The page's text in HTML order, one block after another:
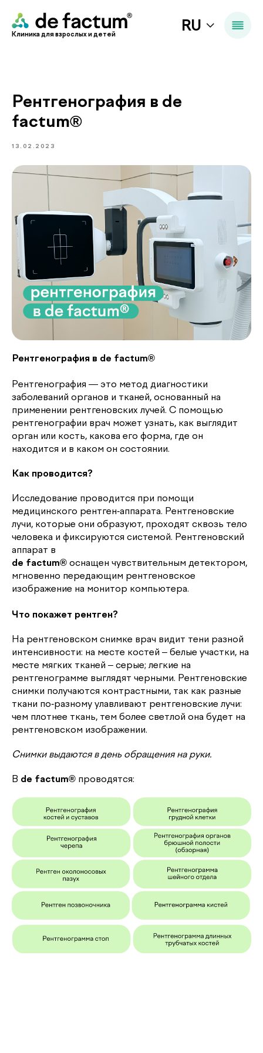
Клиника для взрослых и детей
Рентгенография в de
factum®
13.02.2023
Рентгенография в de factum®
Рентгенография — это метод диагностики
заболеваний органов и тканей, основанный на
применении рентгеновских лучей. С помощью
рентгенографии врач может узнать, как выглядит
орган или кость, какова его форма, где он
находится и в каком он состоянии.
Как проводится?
Исследование проводится при помощи
медицинского рентген-аппарата. Рентгеновские
лучи, которые они образуют, проходят сквозь тело
человека и фиксируются системой. Рентгеновский
аппарат в
de factum® оснащен чувствительным детектором,
мгновенно передающим рентгеновское
изображение на монитор компьютера.
Что покажет рентген?
На рентгеновском снимке врач видит тени разной
интенсивности: на месте костей – белые участки, на
месте мягких тканей – серые; легкие на
рентгенограмме выглядят черными. Рентгеновские
снимки получаются контрастными, так как разные
ткани по-разному улавливают рентгеновские лучи:
чем плотнее ткань, тем более светлой она будет на
рентгеновском изображении.
Снимки выдаются в день обращения на руки.
В de factum® проводятся: